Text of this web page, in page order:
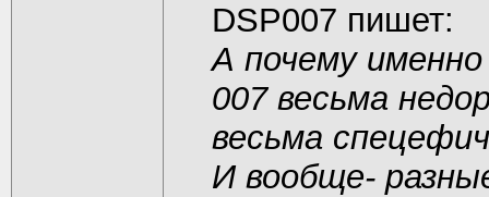
DSP007 пишет:
А почему
007 весьма
весьма
И вообще-